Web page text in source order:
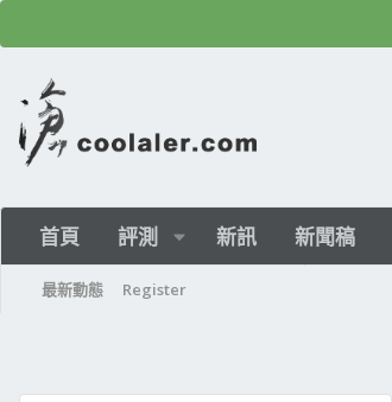
首頁 評測 新訊 新聞稿
最新動態 Register